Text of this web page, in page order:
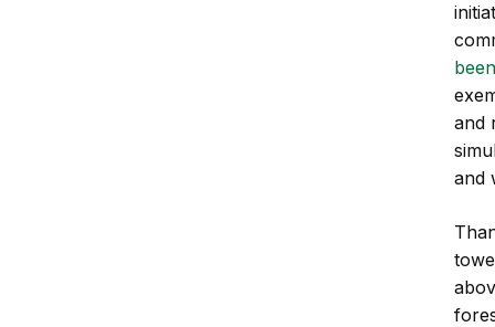
and
and